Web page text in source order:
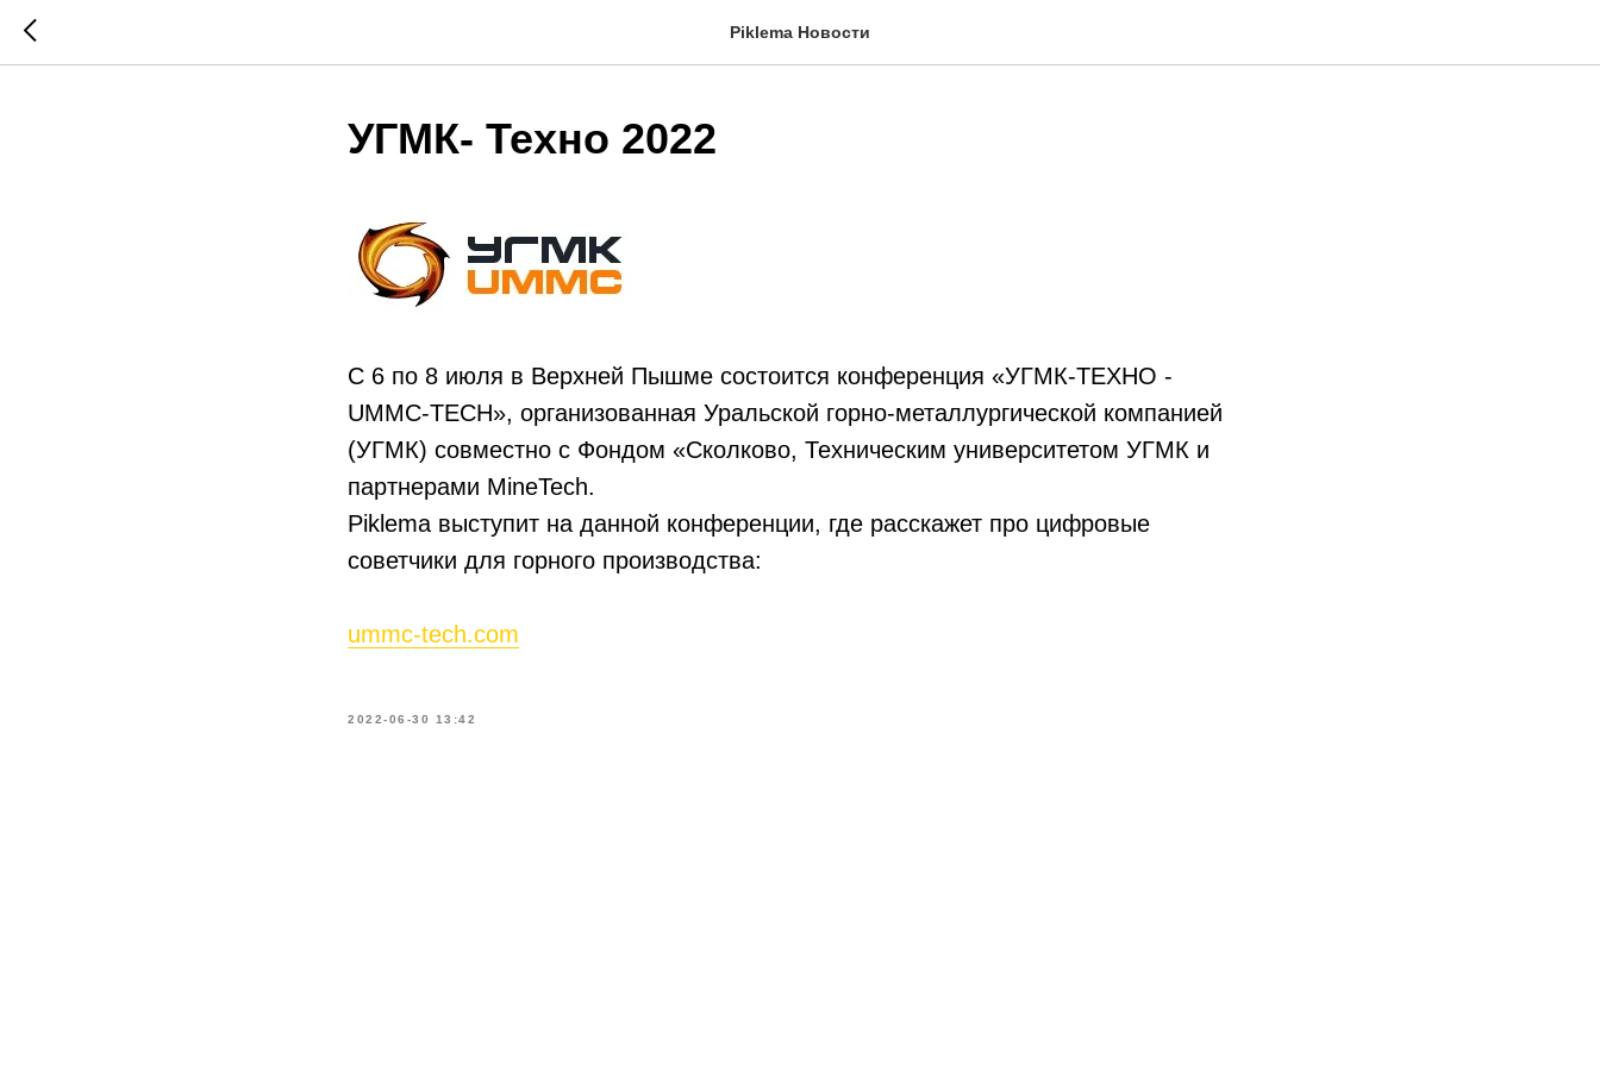
Piklema Новости
УГМК- Техно 2022
С 6 по 8 июля в Верхней Пышме состоится конференция «УГМК-ТЕХНО -
UMMC-ТЕСН», организованная Уральской горно-металлургической компанией
(УГМК) совместно с Фондом «Сколково, Техническим университетом УГМК и
партнерами MineTech.
Piklema выступит на данной конференции, где расскажет про цифровые
советчики для горного производства:
ummc-tech.com
2022-06-30 13:42